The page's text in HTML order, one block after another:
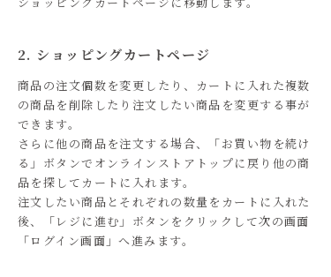
2. ショッピングカートページ
商品の注文個数を変更したり、カートに入れた複数
の商品を削除したり注文したい商品を変更する事が
できます。
さらに他の商品を注文する場合、「お買い物を続け
る」ボタンでオンラインストアトップに戻り他の商
品を探してカートに入れます。
注文したい商品とそれぞれの数量をカートに入れた
後、「レジに進む」ボタンをクリックして次の画面
「ログイン画面」へ進みます。